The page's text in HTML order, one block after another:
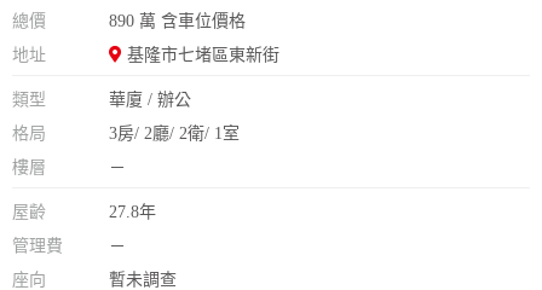
總價
890 萬 含車位價格
地址
基隆市七堵區東新街
類型
華廈 / 辦公
格局
3房/ 2廳/ 2衛/ 1室
樓層
－
屋齡
27.8年
管理費
－
座向
暫未調查